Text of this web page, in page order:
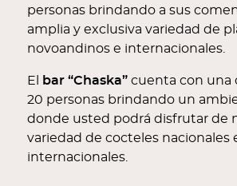
personas brindando a sus
amplia y exclusiva variedad de
novoandinos e internacionales.
El bar “Chaska”cuenta con una
20 personas brindando un
donde usted podrá disfrutar de
variedad de cocteles nacionales
internacionales.